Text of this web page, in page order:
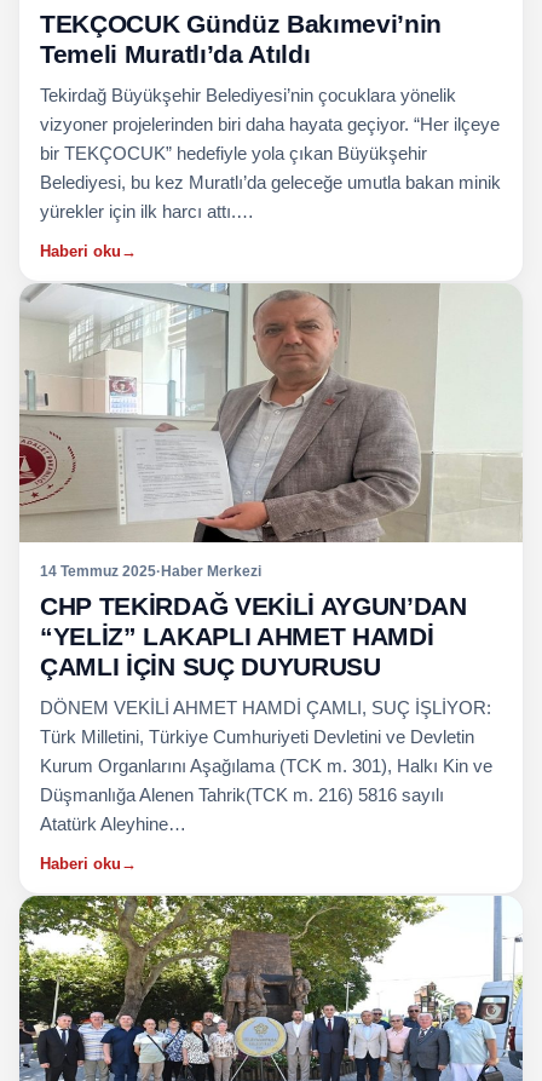
TEKÇOCUK Gündüz Bakımevi’nin
Temeli Muratlı’da Atıldı
Tekirdağ Büyükşehir Belediyesi’nin çocuklara yönelik
vizyoner projelerinden biri daha hayata geçiyor. “Her ilçeye
bir TEKÇOCUK” hedefiyle yola çıkan Büyükşehir
Belediyesi, bu kez Muratlı’da geleceğe umutla bakan minik
yürekler için ilk harcı attı.…
Haberi oku →
14 Temmuz 2025·Haber Merkezi
CHP TEKİRDAĞ VEKİLİ AYGUN’DAN
“YELİZ” LAKAPLI AHMET HAMDİ
ÇAMLI İÇİN SUÇ DUYURUSU
DÖNEM VEKİLİ AHMET HAMDİ ÇAMLI, SUÇ İŞLİYOR:
Türk Milletini, Türkiye Cumhuriyeti Devletini ve Devletin
Kurum Organlarını Aşağılama (TCK m. 301), Halkı Kin ve
Düşmanlığa Alenen Tahrik(TCK m. 216) 5816 sayılı
Atatürk Aleyhine…
Haberi oku →